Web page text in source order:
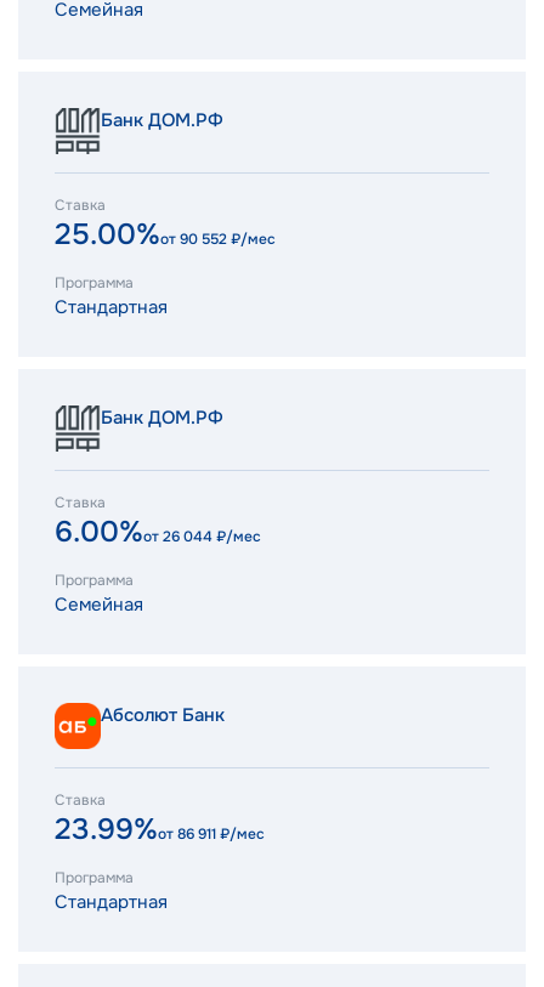
Семейная
Банк ДОМ.РФ
Ставка
25.00%от90 552₽/мес
Программа
Стандартная
Банк ДОМ.РФ
Ставка
6.00%от26 044₽/мес
Программа
Семейная
Абсолют Банк
Ставка
23.99%от86 911₽/мес
Программа
Стандартная